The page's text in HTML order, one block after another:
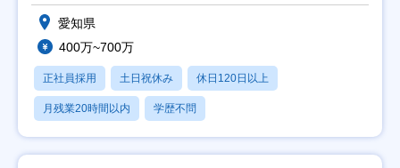
愛知県
400万~700万
正社員採用 土日祝休み 休日120日以上
月残業20時間以内 学歴不問